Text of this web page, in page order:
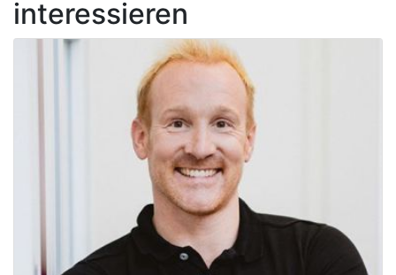
interessieren